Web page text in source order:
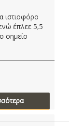
ιστιοφόρο
έπλεε 5,5
σημείο